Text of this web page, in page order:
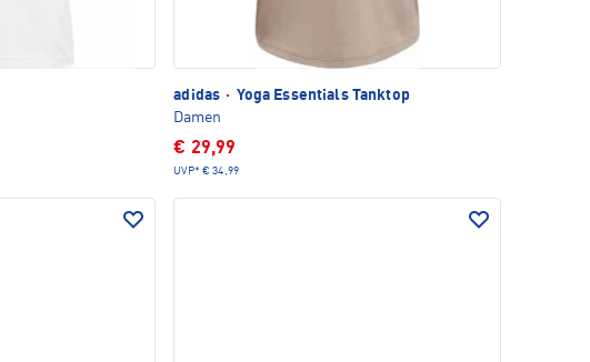
adidas · Yoga Essentials Tanktop
Damen
€ 29,99
UVP* € 34,99